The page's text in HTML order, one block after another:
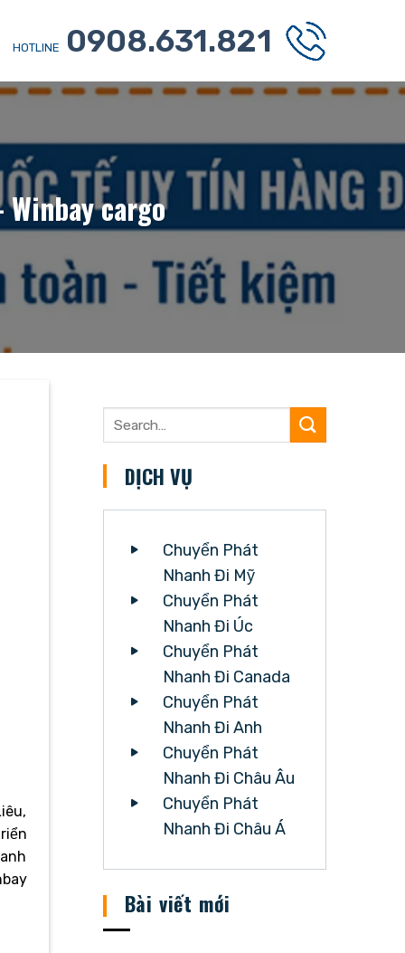
HOTLINE 0908.631.821
cargo
DỊCH VỤ
Chuyển Phát
Nhanh Đi Mỹ
Chuyển Phát
Nhanh Đi Úc
Chuyển Phát
Nhanh Đi Canada
Chuyển Phát
Nhanh Đi Anh
Chuyển Phát
Nhanh Đi Châu Âu
Chuyển Phát
Nhanh Đi Châu Á
Bài viết mới